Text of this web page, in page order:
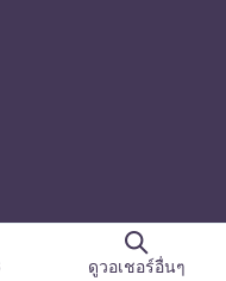
ดูวอเชอร์อื่นๆ